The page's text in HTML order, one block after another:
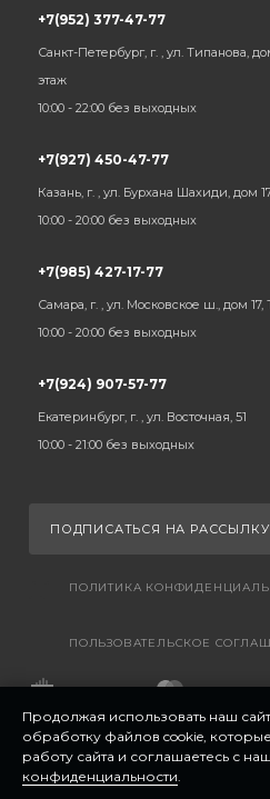
+7(952) 377-47-77
Санкт-Петербург, г. , ул. Типанова,
этаж
10:00 - 22:00 без выходных
+7(927) 450-47-77
Казань, г. , ул. Бурхана Шахиди, дом
10:00 - 20:00 без выходных
+7(985) 427-17-77
Самара, г. , ул. Московское ш., дом
10:00 - 20:00 без выходных
+7(924) 907-57-77
Екатеринбург, г. , ул. Восточная, 51
10:00 - 21:00 без выходных
ПОДПИСАТЬСЯ НА РАССЫЛКУ
ПОЛИТИКА
ПОЛЬЗОВАТЕЛЬСКОЕ
Продолжая использовать наш
обработку файлов cookie,
работу сайта и соглашаетесь с
конфиденциальности.